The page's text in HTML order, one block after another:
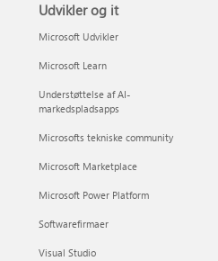
Udvikler og it
Microsoft Udvikler
Microsoft Learn
Understøttelse af AI-
markedspladsapps
Microsofts tekniske community
Microsoft Marketplace
Microsoft Power Platform
Softwarefirmaer
Visual Studio